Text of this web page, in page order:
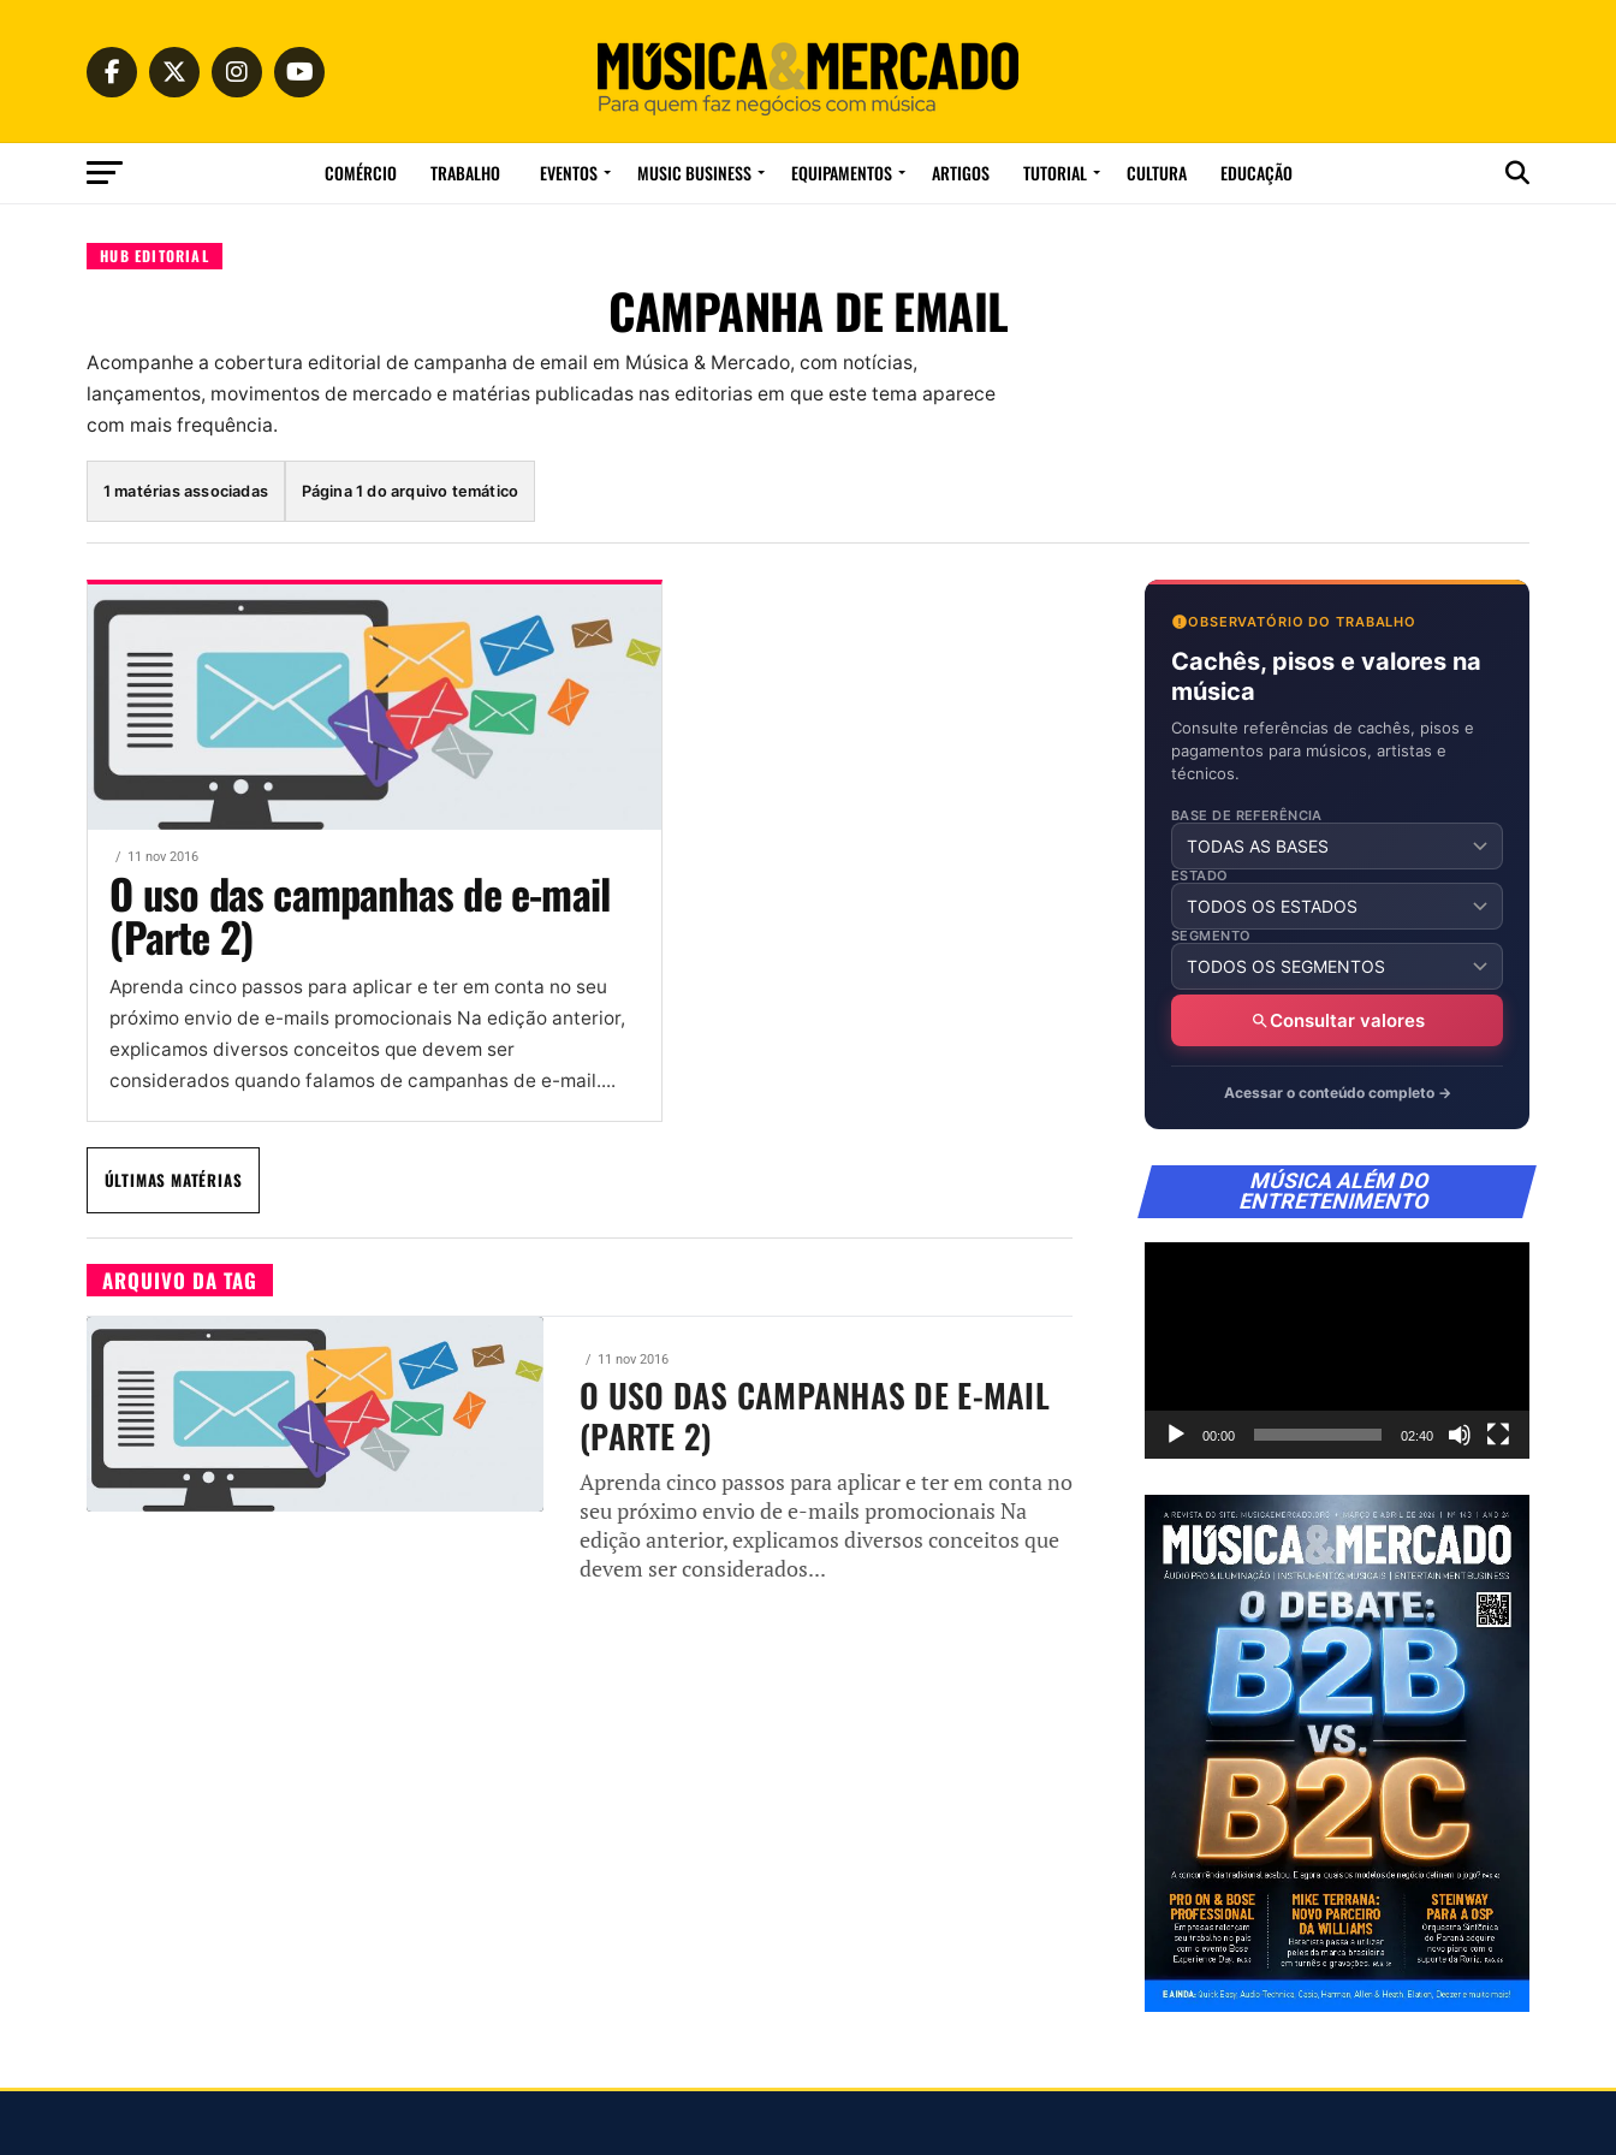
COMÉRCIO TRABALHO EVENTOS MUSIC BUSINESS EQUIPAMENTOS ARTIGOS TUTORIAL CULTURA EDUCAÇÃO
HUB EDITORIAL
CAMPANHA DE EMAIL
Acompanhe a cobertura editorial de campanha de email em Música & Mercado, com notícias,
lançamentos, movimentos de mercado e matérias publicadas nas editorias em que este tema aparece
com mais frequência.
1 matérias associadas Página 1 do arquivo temático
11 nov 2016
O uso das campanhas de e-mail
(Parte 2)
Aprenda cinco passos para aplicar e ter em conta no seu
próximo envio de e-mails promocionais Na edição anterior,
explicamos diversos conceitos que devem ser
considerados quando falamos de campanhas de e-mail....
ÚLTIMAS MATÉRIAS
ARQUIVO DA TAG
11 nov 2016
O USO DAS CAMPANHAS DE E-MAIL
(PARTE 2)
Aprenda cinco passos para aplicar e ter em conta no
seu próximo envio de e-mails promocionais Na
edição anterior, explicamos diversos conceitos que
devem ser considerados...
OBSERVATÓRIO DO TRABALHO
Cachês, pisos e valores na
música
Consulte referências de cachês, pisos e
pagamentos para músicos, artistas e
técnicos.
BASE DE REFERÊNCIA
ESTADO
SEGMENTO
Consultar valores
Acessar o conteúdo completo →
MÚSICA ALÉM DO
ENTRETENIMENTO
Tocador
de
00:00 02:40